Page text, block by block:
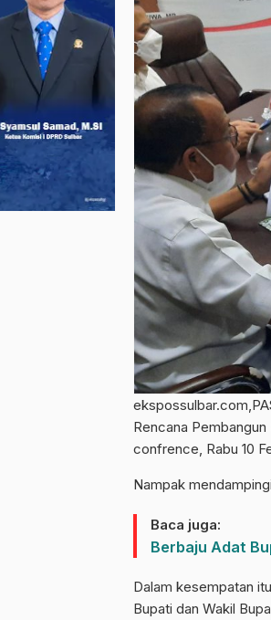
Rencana
confrence, Rabu 10
Nampak
Baca juga:
Berbaju Adat
Dalam kesempatan
Bupati dan Wakil